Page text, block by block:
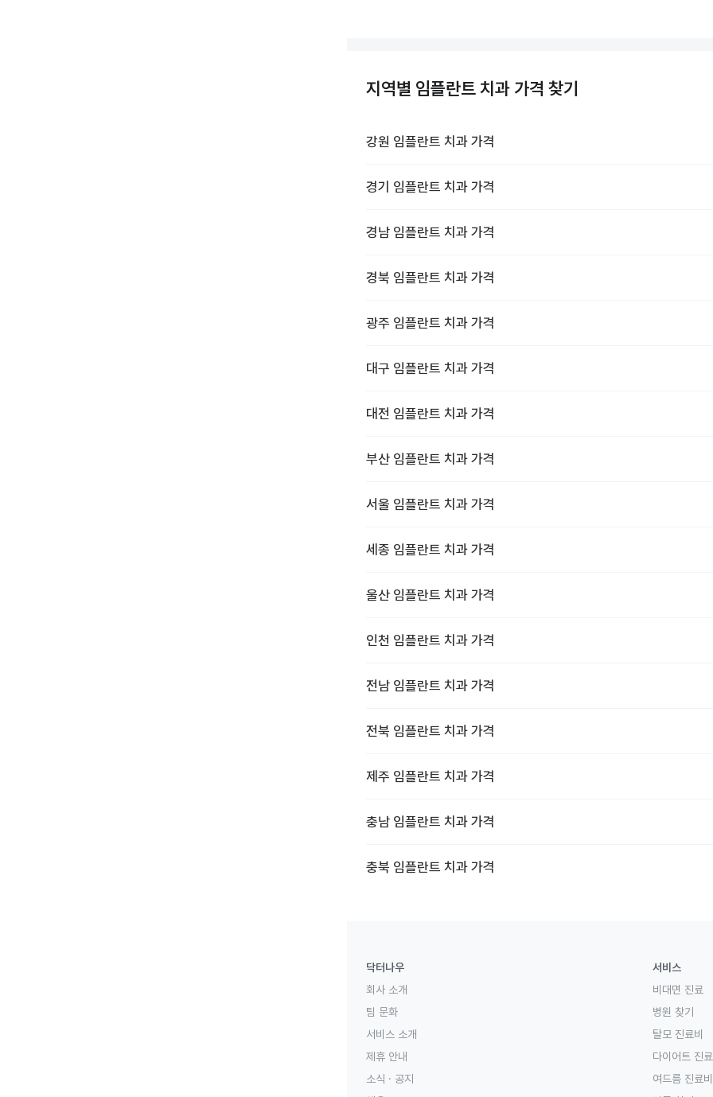
지역별 임플란트 치과 가격 찾기
강원 임플란트 치과 가격
경기 임플란트 치과 가격
경남 임플란트 치과 가격
경북 임플란트 치과 가격
광주 임플란트 치과 가격
대구 임플란트 치과 가격
대전 임플란트 치과 가격
부산 임플란트 치과 가격
서울 임플란트 치과 가격
세종 임플란트 치과 가격
울산 임플란트 치과 가격
인천 임플란트 치과 가격
전남 임플란트 치과 가격
전북 임플란트 치과 가격
제주 임플란트 치과 가격
충남 임플란트 치과 가격
충북 임플란트 치과 가격
닥터나우
회사 소개
팀 문화
서비스 소개
제휴 안내
소식 · 공지
서비스
비대면 진료
병원 찾기
탈모 진료비
다이어트 진료
여드름 진료비